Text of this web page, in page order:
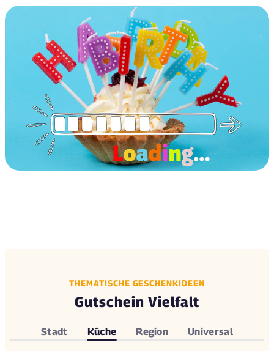
THEMATISCHE GESCHENKIDEEN
Gutschein Vielfalt
Stadt Küche Region Universal